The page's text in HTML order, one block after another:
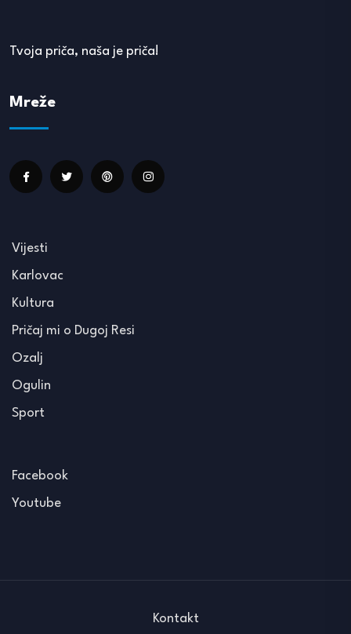
Tvoja priča, naša je priča!
Mreže
Vijesti
Karlovac
Kultura
Pričaj mi o Dugoj Resi
Ozalj
Ogulin
Sport
Facebook
Youtube
Kontakt